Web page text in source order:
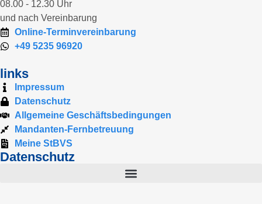
08.00 - 12.30 Uhr
und nach Vereinbarung
Online-Terminvereinbarung
+49 5235 96920
links
Impressum
Datenschutz
Allgemeine Geschäftsbedingungen
Mandanten-Fernbetreuung
Meine StBVS
Datenschutz